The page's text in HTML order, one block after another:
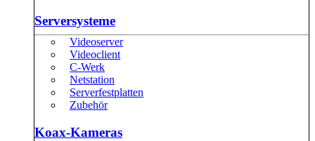
Serversysteme
Videoserver
Videoclient
C-Werk
Netstation
Serverfestplatten
Zubehör
Koax-Kameras